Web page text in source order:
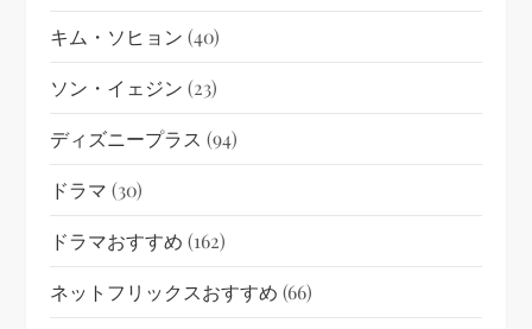
キム・ソヒョン (40)
ソン・イェジン (23)
ディズニープラス (94)
ドラマ (30)
ドラマおすすめ (162)
ネットフリックスおすすめ (66)